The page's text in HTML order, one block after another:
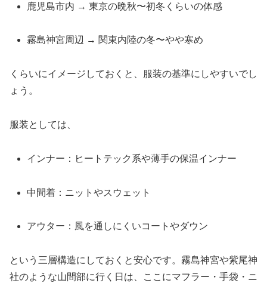
鹿児島市内 → 東京の晩秋〜初冬くらいの体感
霧島神宮周辺 → 関東内陸の冬〜やや寒め
くらいにイメージしておくと、服装の基準にしやすいでし
ょう。
服装としては、
インナー：ヒートテック系や薄手の保温インナー
中間着：ニットやスウェット
アウター：風を通しにくいコートやダウン
という三層構造にしておくと安心です。霧島神宮や紫尾神
社のような山間部に行く日は、ここにマフラー・手袋・ニ